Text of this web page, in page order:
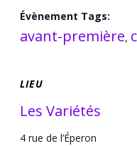
Évènement Tags:
avant-première,
LIEU
Les Variétés
4 rue de l’Éperon